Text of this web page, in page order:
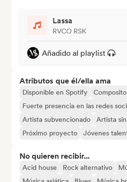
Lassa
RVCO RSK
Añadido al playlist
Atributos que él/ella ama
Disponible en Spotify
Fuerte presencia en las redes
Artista subvencionado
Artista
Próximo proyecto
Jóvenes
No quieren recibir...
Acid house Rock alternativo